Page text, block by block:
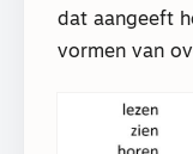
dat aangeeft
vormen van